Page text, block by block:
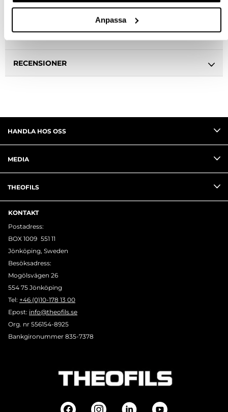
Anpassa
SPECIFIKATION
RECENSIONER
HANDLA HOS OSS
MEDIA
THEOFILS
KONTAKT
Postadress:
BOX 1009 551 11
Jönköping, Sweden
Besöksadress:
Mogölsvägen 26
554 75 Jönköping
Tel: +46 (0)10-178 13 00
Epost: info@theofils.se
Org. nr 556154-8925
Bankgironummer 835-7378